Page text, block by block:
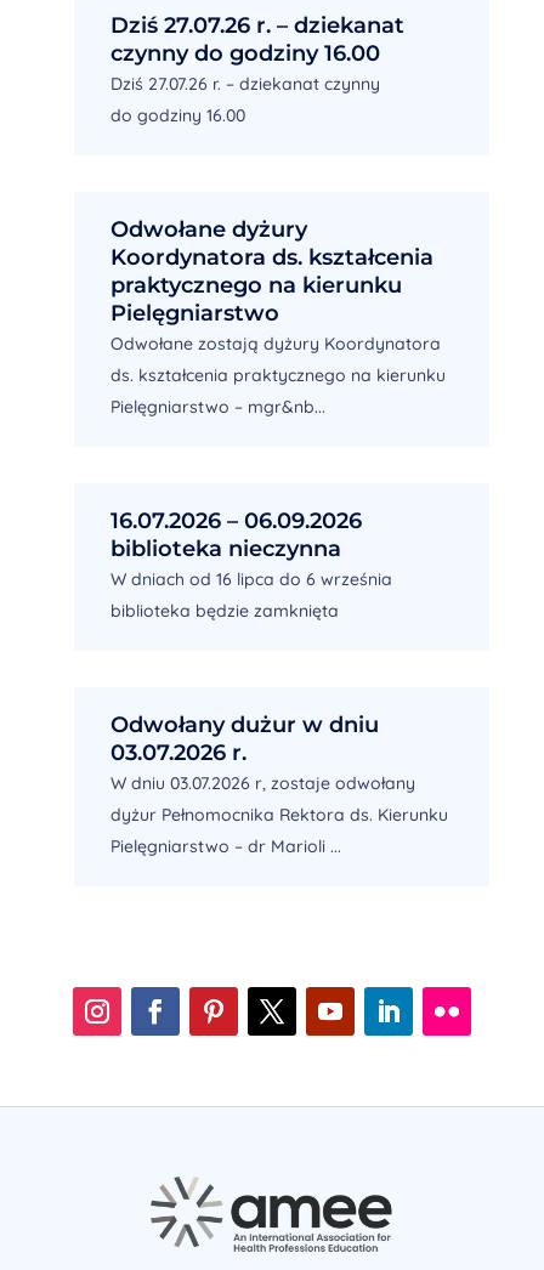
Dziś 27.07.26 r. – dziekanat
czynny do godziny 16.00
Dziś 27.07.26 r. – dziekanat czynny
do godziny 16.00
Odwołane dyżury
Koordynatora ds. kształcenia
praktycznego na kierunku
Pielęgniarstwo
Odwołane zostają dyżury Koordynatora
ds. kształcenia praktycznego na kierunku
Pielęgniarstwo – mgr&nb...
16.07.2026 – 06.09.2026
biblioteka nieczynna
W dniach od 16 lipca do 6 września
biblioteka będzie zamknięta
Odwołany dużur w dniu
03.07.2026 r.
W dniu 03.07.2026 r, zostaje odwołany
dyżur Pełnomocnika Rektora ds. Kierunku
Pielęgniarstwo – dr Marioli ...